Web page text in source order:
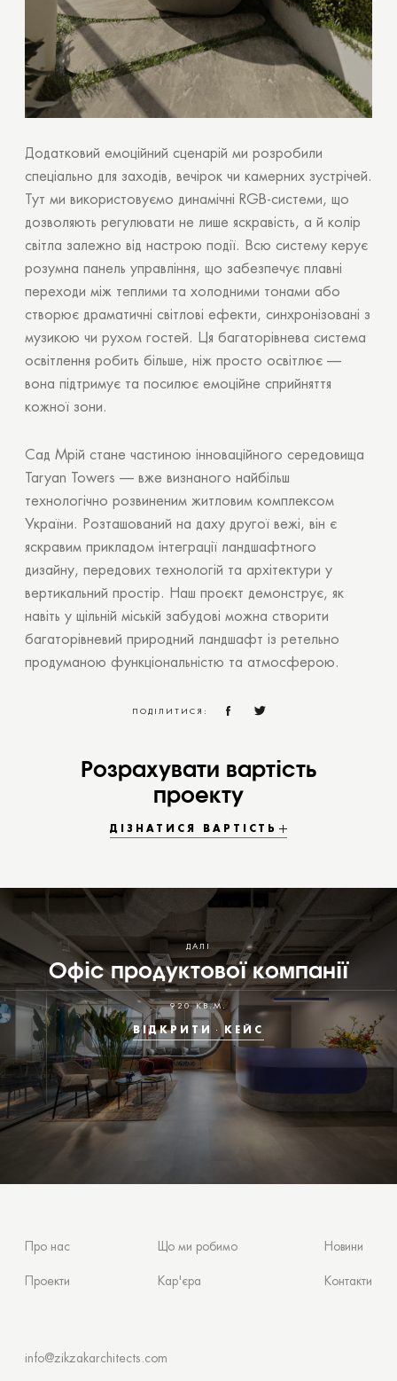
Додатковий емоційний сценарій ми розробили
спеціально для заходів, вечірок чи камерних зустрічей.
Тут ми використовуємо динамічні RGB-системи, що
дозволяють регулювати не лише яскравість, а й колір
світла залежно від настрою події. Всю систему керує
розумна панель управління, що забезпечує плавні
переходи між теплими та холодними тонами або
створює драматичні світлові ефекти, синхронізовані з
музикою чи рухом гостей. Ця багаторівнева система
освітлення робить більше, ніж просто освітлює —
вона підтримує та посилює емоційне сприйняття
кожної зони.
Сад Мрій стане частиною інноваційного середовища
Taryan Towers — вже визнаного найбільш
технологічно розвиненим житловим комплексом
України. Розташований на даху другої вежі, він є
яскравим прикладом інтеграції ландшафтного
дизайну, передових технологій та архітектури у
вертикальний простір. Наш проєкт демонструє, як
навіть у щільній міській забудові можна створити
багаторівневий природний ландшафт із ретельно
продуманою функціональністю та атмосферою.
ПОДІЛИТИСЯ:
Розрахувати вартість
проекту
ДІЗНАТИСЯ ВАРТІСТЬ
ДАЛІ
Офіс продуктової компанії
920 КВ.М.
ВІДКРИТИ КЕЙС
Про нас
Проекти
Що ми робимо
Кар'єра
Новини
Контакти
info@zikzakarchitects.com